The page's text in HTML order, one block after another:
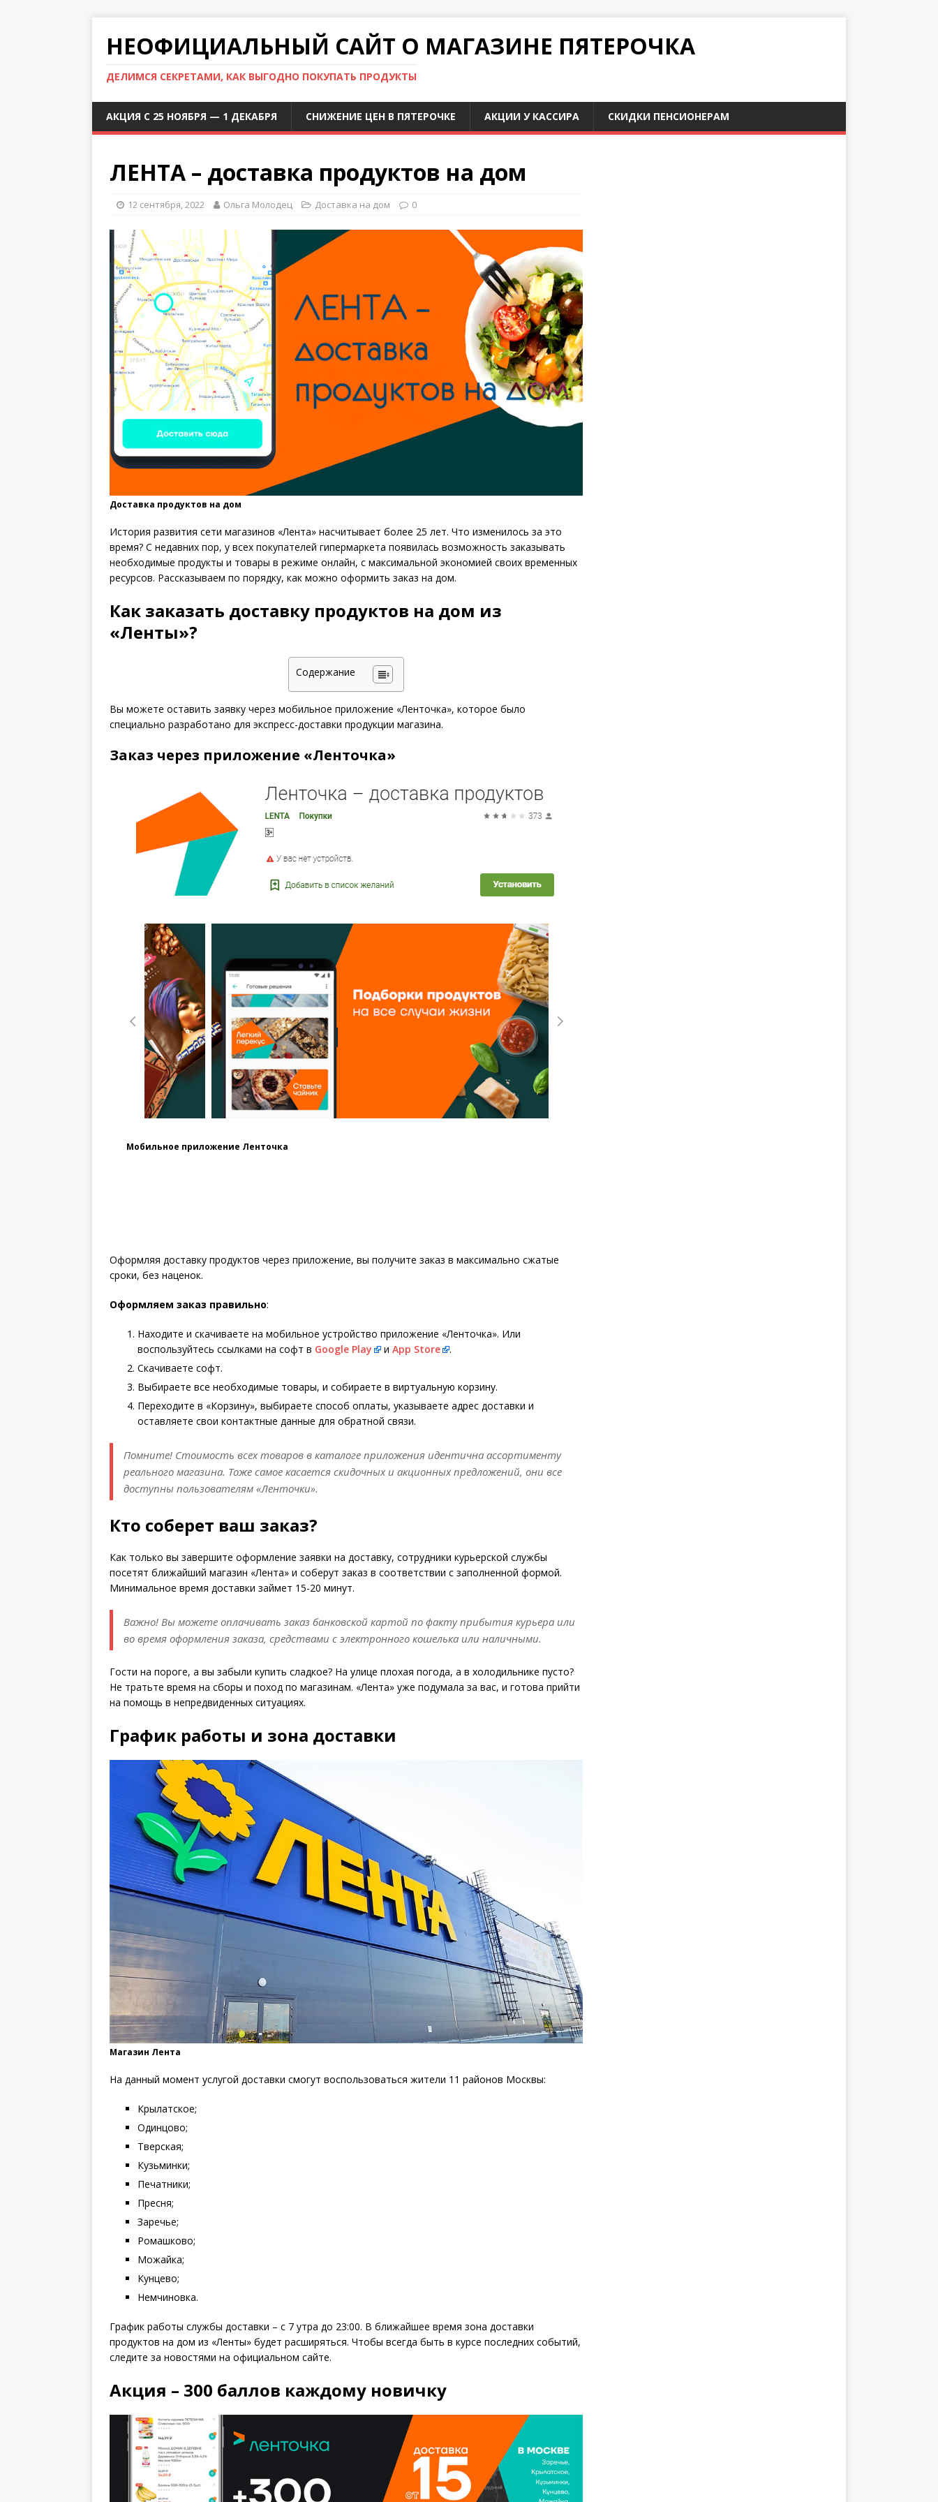
НЕОФИЦИАЛЬНЫЙ САЙТ О МАГАЗИНЕ ПЯТЕРОЧКА
ДЕЛИМСЯ СЕКРЕТАМИ, КАК ВЫГОДНО ПОКУПАТЬ ПРОДУКТЫ
АКЦИЯ С 25 НОЯБРЯ — 1 ДЕКАБРЯ СНИЖЕНИЕ ЦЕН В ПЯТЕРОЧКЕ АКЦИИ У КАССИРА СКИДКИ ПЕНСИОНЕРАМ
ЛЕНТА – доставка продуктов на дом
12 сентября, 2022 Ольга Молодец Доставка на дом 0
Доставка продуктов на дом
История развития сети магазинов «Лента» насчитывает более 25 лет. Что изменилось за это
время? С недавних пор, у всех покупателей гипермаркета появилась возможность заказывать
необходимые продукты и товары в режиме онлайн, с максимальной экономией своих временных
ресурсов. Рассказываем по порядку, как можно оформить заказ на дом.
Как заказать доставку продуктов на дом из
«Ленты»?
Содержание
Вы можете оставить заявку через мобильное приложение «Ленточка», которое было
специально разработано для экспресс-доставки продукции магазина.
Заказ через приложение «Ленточка»
Мобильное приложение Ленточка
Оформляя доставку продуктов через приложение, вы получите заказ в максимально сжатые
сроки, без наценок.
Оформляем заказ правильно:
Находите и скачиваете на мобильное устройство приложение «Ленточка». Или
воспользуйтесь ссылками на софт в Google Play и App Store
.
Скачиваете софт.
Выбираете все необходимые товары, и собираете в виртуальную корзину.
Переходите в «Корзину», выбираете способ оплаты, указываете адрес доставки и
оставляете свои контактные данные для обратной связи.
Помните! Стоимость всех товаров в каталоге приложения идентична ассортименту
реального магазина. Тоже самое касается скидочных и акционных предложений, они все
доступны пользователям «Ленточки».
Кто соберет ваш заказ?
Как только вы завершите оформление заявки на доставку, сотрудники курьерской службы
посетят ближайший магазин «Лента» и соберут заказ в соответствии с заполненной формой.
Минимальное время доставки займет 15-20 минут.
Важно! Вы можете оплачивать заказ банковской картой по факту прибытия курьера или
во время оформления заказа, средствами с электронного кошелька или наличными.
Гости на пороге, а вы забыли купить сладкое? На улице плохая погода, а в холодильнике пусто?
Не тратьте время на сборы и поход по магазинам. «Лента» уже подумала за вас, и готова прийти
на помощь в непредвиденных ситуациях.
График работы и зона доставки
Магазин Лента
На данный момент услугой доставки смогут воспользоваться жители 11 районов Москвы:
Крылатское;
Одинцово;
Тверская;
Кузьминки;
Печатники;
Пресня;
Заречье;
Ромашково;
Можайка;
Кунцево;
Немчиновка.
График работы службы доставки – с 7 утра до 23:00. В ближайшее время зона доставки
продуктов на дом из «Ленты» будет расширяться. Чтобы всегда быть в курсе последних событий,
следите за новостями на официальном сайте.
Акция – 300 баллов каждому новичку